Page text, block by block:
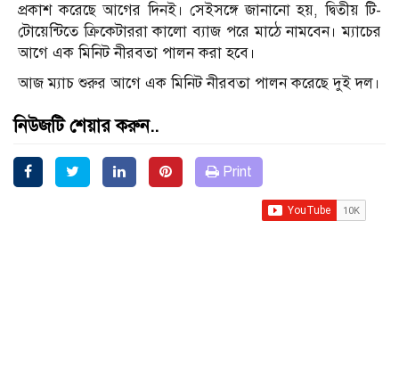
প্রকাশ করেছে আগের দিনই। সেইসঙ্গে জানানো হয়, দ্বিতীয় টি-
টোয়েন্টিতে ক্রিকেটাররা কালো ব্যাজ পরে মাঠে নামবেন। ম্যাচের
আগে এক মিনিট নীরবতা পালন করা হবে।
আজ ম্যাচ শুরুর আগে এক মিনিট নীরবতা পালন করেছে দুই দল।
নিউজটি শেয়ার করুন..
Print